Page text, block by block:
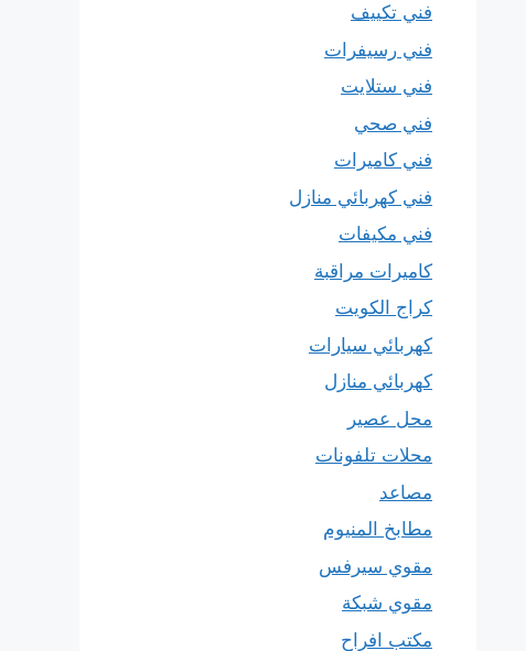
فني تكييف
فني رسيفرات
فني ستلايت
فني صحي
فني كاميرات
فني كهربائي منازل
فني مكيفات
كاميرات مراقبة
كراج الكويت
كهربائي سيارات
كهربائي منازل
محل عصير
محلات تلفونات
مصاعد
مطابخ المنيوم
مقوي سيرفس
مقوي شبكة
مكتب افراح